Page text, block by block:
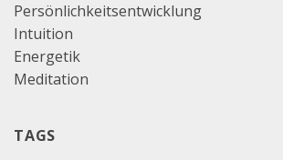
Persönlichkeitsentwicklung
Intuition
Energetik
Meditation
TAGS